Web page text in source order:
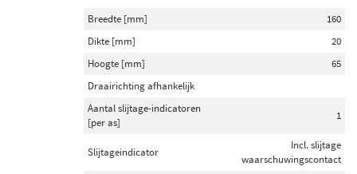
Breedte [mm]
160
Dikte [mm]
20
Hoogte [mm]
65
Draairichting afhankelijk
Aantal slijtage-indicatoren
[per as]
1
Slijtageindicator
Incl. slijtage
waarschuwingscontact